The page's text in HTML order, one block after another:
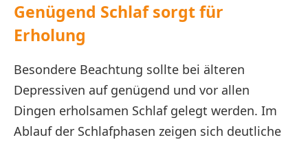
Genügend Schlaf sorgt für
Erholung
Besondere Beachtung sollte bei älteren
Depressiven auf genügend und vor allen
Dingen erholsamen Schlaf gelegt werden. Im
Ablauf der Schlafphasen zeigen sich deutliche